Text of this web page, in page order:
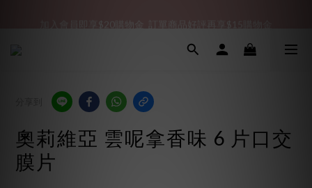
👑 會員特權： 全場滿 $200 免運費 | 🚪 非會員： 運費 $30 | 我們將
「保密出貨」（無店鋪資訊、一般紙箱）、隱私保護、加密付款、
立即註冊成為會員！
奧莉維亞 雲呢拿香味 6 片口交
膜片